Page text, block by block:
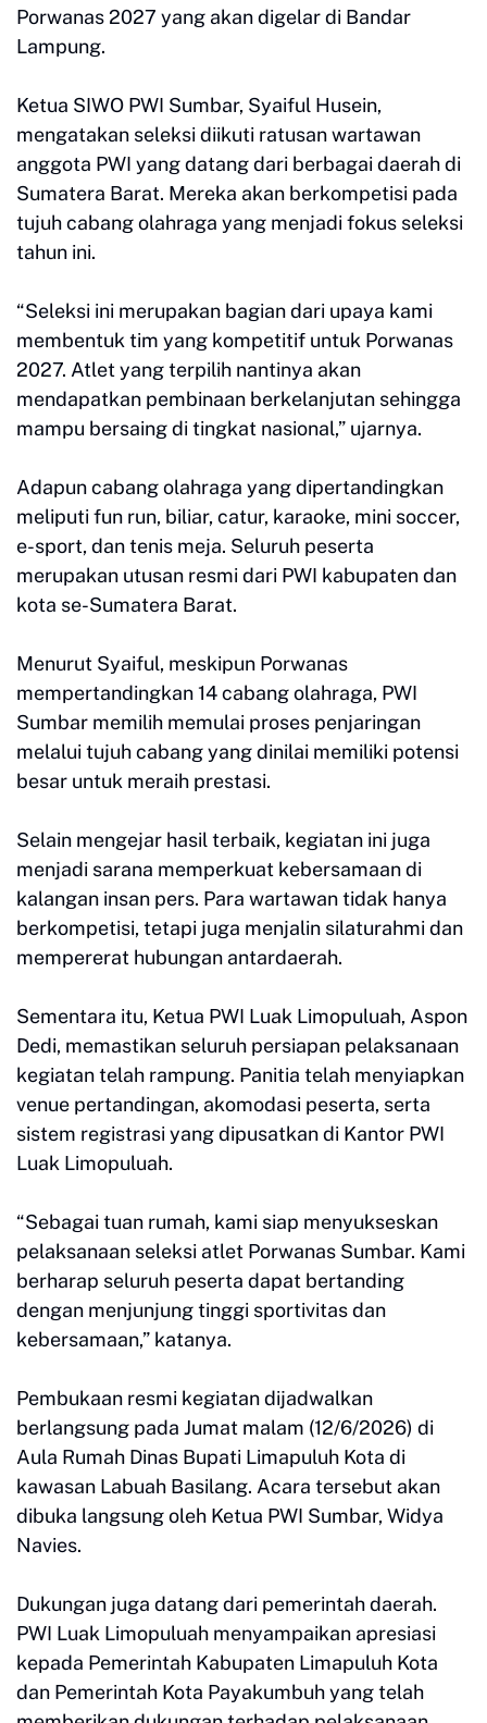
Porwanas 2027 yang akan digelar di Bandar
Lampung.
Ketua SIWO PWI Sumbar, Syaiful Husein,
mengatakan seleksi diikuti ratusan wartawan
anggota PWI yang datang dari berbagai daerah di
Sumatera Barat. Mereka akan berkompetisi pada
tujuh cabang olahraga yang menjadi fokus seleksi
tahun ini.
“Seleksi ini merupakan bagian dari upaya kami
membentuk tim yang kompetitif untuk Porwanas
2027. Atlet yang terpilih nantinya akan
mendapatkan pembinaan berkelanjutan sehingga
mampu bersaing di tingkat nasional,” ujarnya.
Adapun cabang olahraga yang dipertandingkan
meliputi fun run, biliar, catur, karaoke, mini soccer,
e-sport, dan tenis meja. Seluruh peserta
merupakan utusan resmi dari PWI kabupaten dan
kota se-Sumatera Barat.
Menurut Syaiful, meskipun Porwanas
mempertandingkan 14 cabang olahraga, PWI
Sumbar memilih memulai proses penjaringan
melalui tujuh cabang yang dinilai memiliki potensi
besar untuk meraih prestasi.
Selain mengejar hasil terbaik, kegiatan ini juga
menjadi sarana memperkuat kebersamaan di
kalangan insan pers. Para wartawan tidak hanya
berkompetisi, tetapi juga menjalin silaturahmi dan
mempererat hubungan antardaerah.
Sementara itu, Ketua PWI Luak Limopuluah, Aspon
Dedi, memastikan seluruh persiapan pelaksanaan
kegiatan telah rampung. Panitia telah menyiapkan
venue pertandingan, akomodasi peserta, serta
sistem registrasi yang dipusatkan di Kantor PWI
Luak Limopuluah.
“Sebagai tuan rumah, kami siap menyukseskan
pelaksanaan seleksi atlet Porwanas Sumbar. Kami
berharap seluruh peserta dapat bertanding
dengan menjunjung tinggi sportivitas dan
kebersamaan,” katanya.
Pembukaan resmi kegiatan dijadwalkan
berlangsung pada Jumat malam (12/6/2026) di
Aula Rumah Dinas Bupati Limapuluh Kota di
kawasan Labuah Basilang. Acara tersebut akan
dibuka langsung oleh Ketua PWI Sumbar, Widya
Navies.
Dukungan juga datang dari pemerintah daerah.
PWI Luak Limopuluah menyampaikan apresiasi
kepada Pemerintah Kabupaten Limapuluh Kota
dan Pemerintah Kota Payakumbuh yang telah